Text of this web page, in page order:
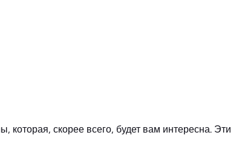
скорее всего, будет вам интересна. Эти